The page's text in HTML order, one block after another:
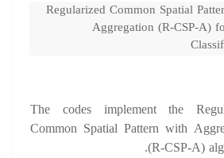
Regularized Common Spatial
Aggregation (R-CSP-A)
The codes implement the
Common Spatial Pattern with
(R-CSP-A)